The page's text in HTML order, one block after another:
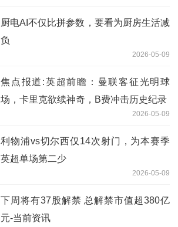
厨电AI不仅比拼参数，要看为厨房生活减
负
2026-05-09
焦点报道:英超前瞻：曼联客征光明球
场，卡里克欲续神奇，B费冲击历史纪录
2026-05-09
利物浦vs切尔西仅14次射门，为本赛季
英超单场第二少
2026-05-09
下周将有37股解禁 总解禁市值超380亿
元-当前资讯